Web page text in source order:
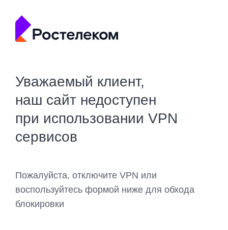
Уважаемый клиент,
наш сайт недоступен
при использовании VPN
сервисов
Пожалуйста, отключите VPN или
воспользуйтесь формой ниже для обхода
блокировки